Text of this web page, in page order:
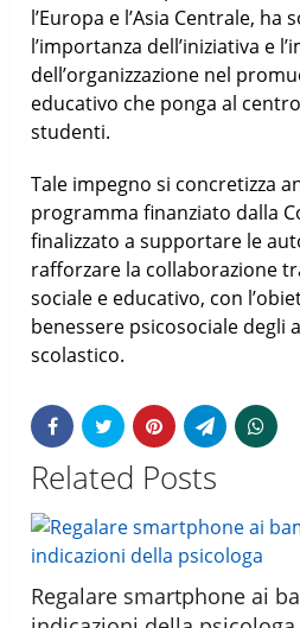
l’Europa e l’Asia Centrale, ha
l’importanza dell’iniziativa e
dell’organizzazione nel
educativo che ponga al
studenti.
Tale impegno si concretizza
programma finanziato dalla
finalizzato a supportare le
rafforzare la collaborazione
sociale e educativo, con
benessere psicosociale degli
scolastico.
Related Posts
Regalare smartphone ai